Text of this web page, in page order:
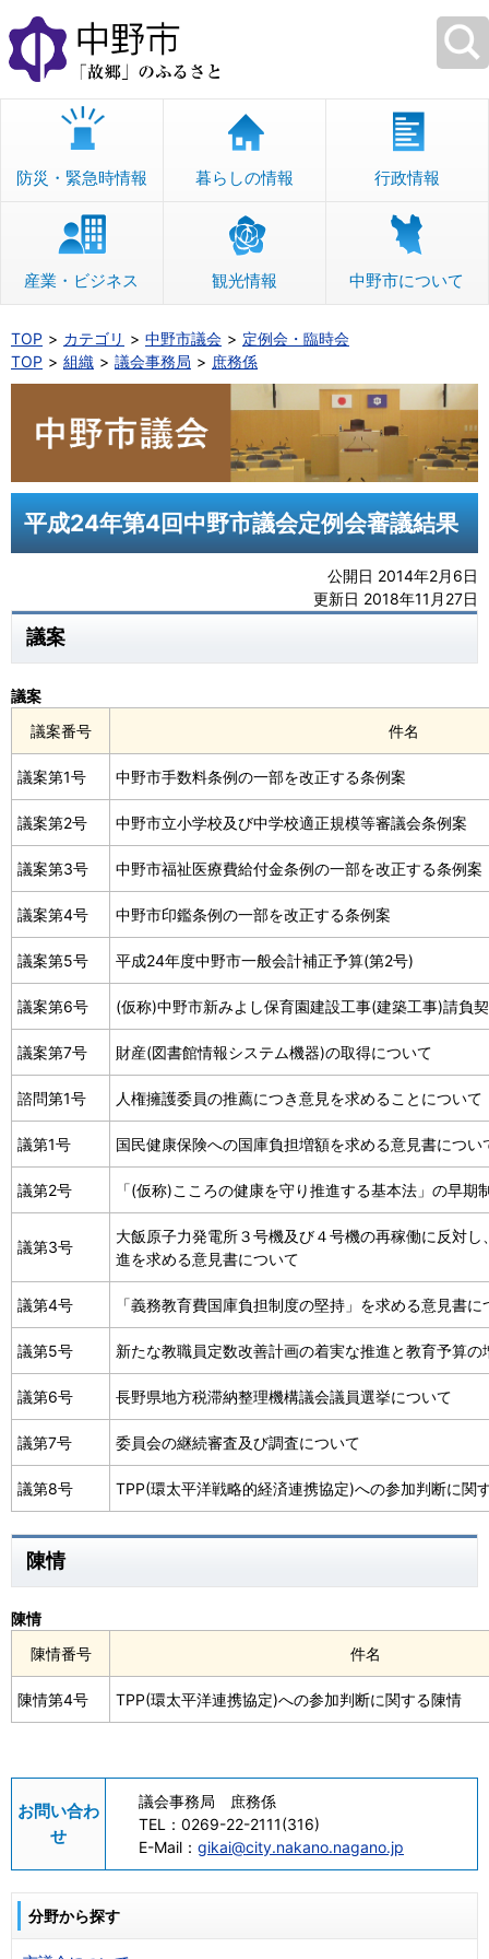
本
文
へ
移
防災・緊急時情報 暮らしの情報 行政情報
産業・ビジネス 観光情報 中野市について
TOP カテゴリ 中野市議会
定例会・臨時会
TOP
組織 議会事務局 庶務係
平成24年第4回中野市議会定例会審議結果
公開日 2014年2月6日
更新日 2018年11月27日
議案
議案番号 件名
議案
議案第1号 中野市手数料条例の一部を改正する条例案
議案第2号 中野市立小学校及び中学校適正規模等審議会条例案
議案第3号 中野市福祉医療費給付金条例の一部を改正する条例案
議案第4号 中野市印鑑条例の一部を改正する条例案
議案第5号 平成24年度中野市一般会計補正予算(第2号)
議案第6号 (仮称)中野市新みよし保育園建設工事(建築工事)請負
議案第7号 財産(図書館情報システム機器)の取得について
諮問第1号 人権擁護委員の推薦につき意見を求めることについて
議第1号 国民健康保険への国庫負担増額を求める意見書につい
議第2号 「(仮称)こころの健康を守り推進する基本法」の早期
議第3号
大飯原子力発電所３号機及び４号機の再稼働に反対
進を求める意見書について
議第4号 「義務教育費国庫負担制度の堅持」を求める意見書に
議第5号 新たな教職員定数改善計画の着実な推進と教育予算
議第6号 長野県地方税滞納整理機構議会議員選挙について
議第7号 委員会の継続審査及び調査について
議第8号 TPP(環太平洋戦略的経済連携協定)への参加判断に関
陳情
陳情番号 件名
陳情
陳情第4号 TPP(環太平洋連携協定)への参加判断に関する陳情
お問い合わ
せ
議会事務局 庶務係
TEL： 0269-22-2111(316)
E-Mail： gikai@city.nakano.nagano.jp
分野から探す